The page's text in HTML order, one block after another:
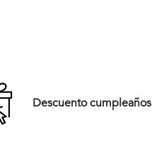
Descuento cumpleaños